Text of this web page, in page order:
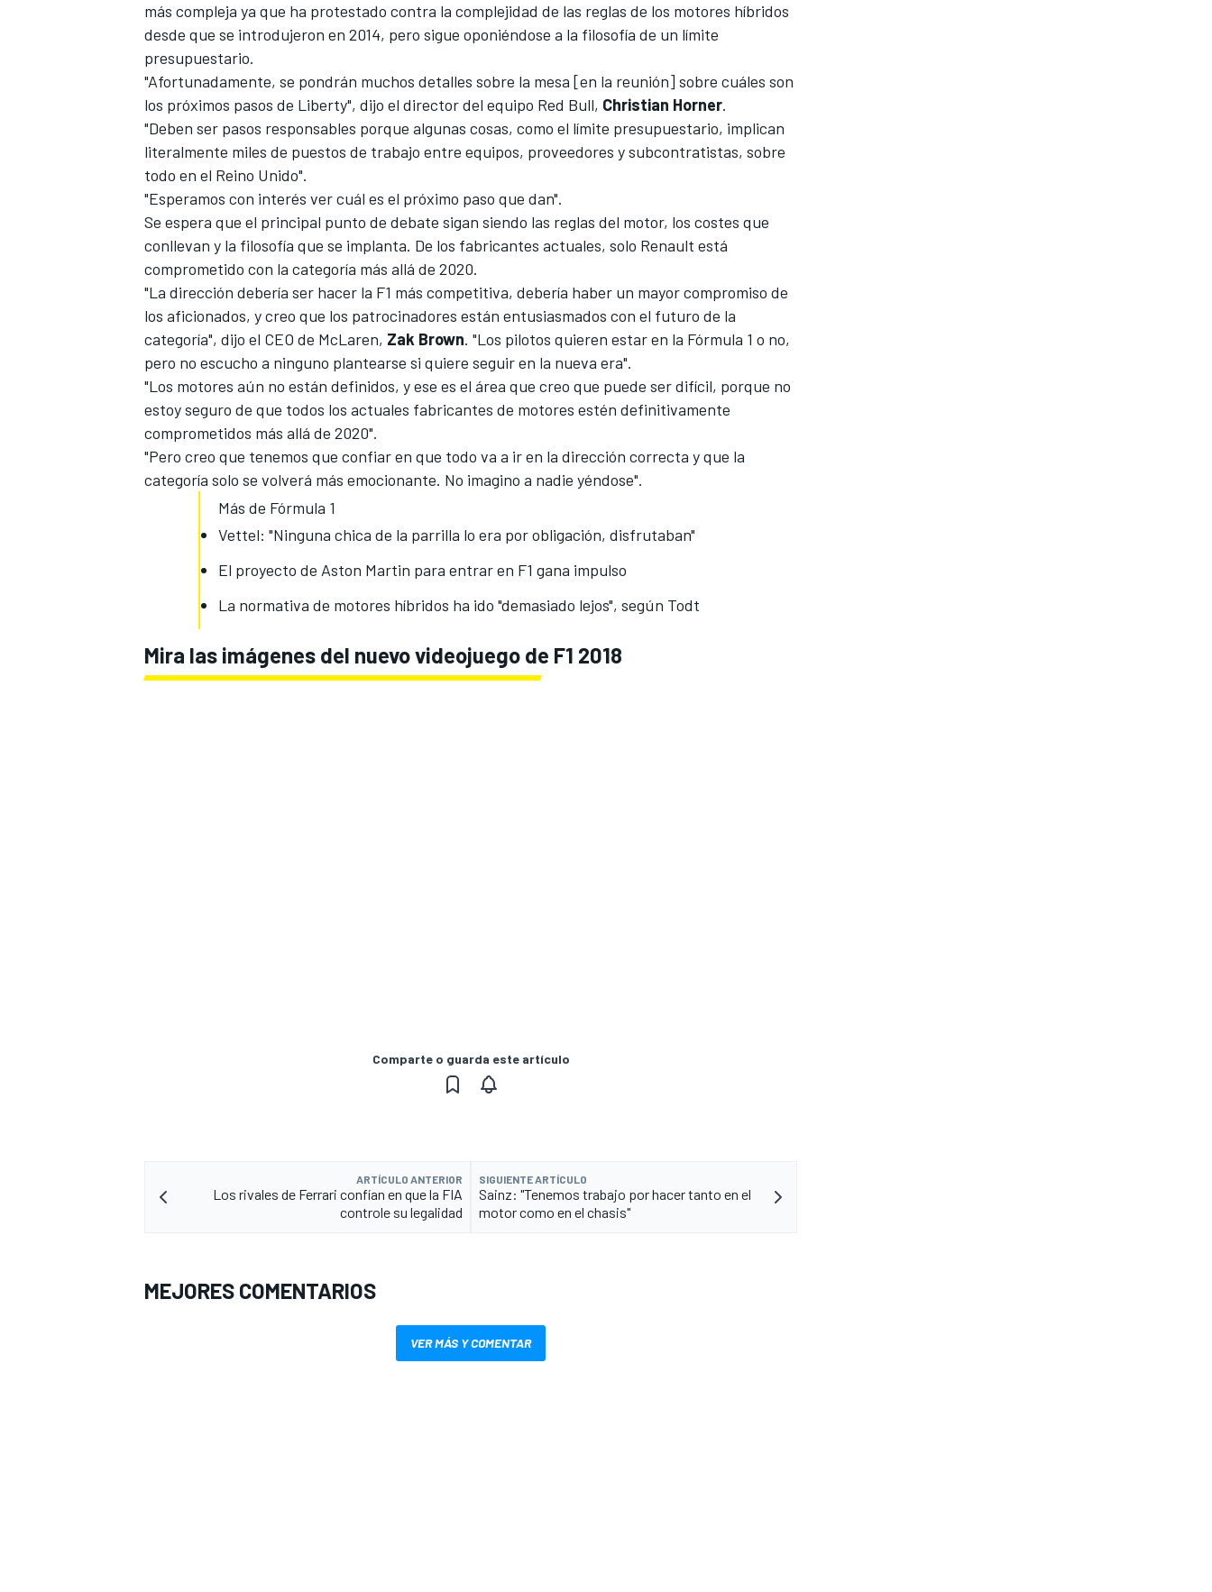
MÁS CATEGORÍAS
más compleja ya que ha protestado contra la complejidad de las reglas de los motores híbridos
desde que se introdujeron en 2014, pero sigue oponiéndose a la filosofía de un límite
presupuestario.
"Afortunadamente, se pondrán muchos detalles sobre la mesa [en la reunión] sobre cuáles son
los próximos pasos de Liberty", dijo el director del equipo Red Bull, Christian Horner.
"Deben ser pasos responsables porque algunas cosas, como el límite presupuestario, implican
literalmente miles de puestos de trabajo entre equipos, proveedores y subcontratistas, sobre
todo en el Reino Unido".
"Esperamos con interés ver cuál es el próximo paso que dan".
Se espera que el principal punto de debate sigan siendo las reglas del motor, los costes que
conllevan y la filosofía que se implanta. De los fabricantes actuales, solo Renault está
comprometido con la categoría más allá de 2020.
"La dirección debería ser hacer la F1 más competitiva, debería haber un mayor compromiso de
los aficionados, y creo que los patrocinadores están entusiasmados con el futuro de la
categoría", dijo el CEO de McLaren, Zak Brown. "Los pilotos quieren estar en la Fórmula 1 o no,
pero no escucho a ninguno plantearse si quiere seguir en la nueva era".
"Los motores aún no están definidos, y ese es el área que creo que puede ser difícil, porque no
estoy seguro de que todos los actuales fabricantes de motores estén definitivamente
comprometidos más allá de 2020".
"Pero creo que tenemos que confiar en que todo va a ir en la dirección correcta y que la
categoría solo se volverá más emocionante. No imagino a nadie yéndose".
Más de Fórmula 1
Vettel: "Ninguna chica de la parrilla lo era por obligación, disfrutaban"
El proyecto de Aston Martin para entrar en F1 gana impulso
La normativa de motores híbridos ha ido "demasiado lejos", según Todt
Mira las imágenes del nuevo videojuego de F1 2018
Comparte o guarda este artículo
ARTÍCULO ANTERIOR
Los rivales de Ferrari confían en que la FIA
controle su legalidad
SIGUIENTE ARTÍCULO
Sainz: "Tenemos trabajo por hacer tanto en el
motor como en el chasis"
MEJORES COMENTARIOS
VER MÁS Y COMENTAR